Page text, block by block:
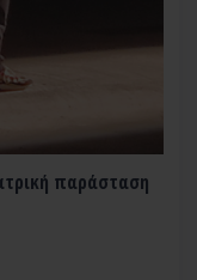
παράσταση